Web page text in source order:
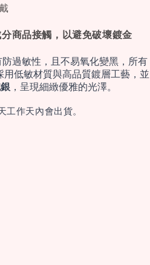
商品接觸，以避免破壞鍍金
過敏性，且不易氧化變黑，所有
低敏材質與高品質鍍層工藝，並
，呈現細緻優雅的光澤。
作天內會出貨。